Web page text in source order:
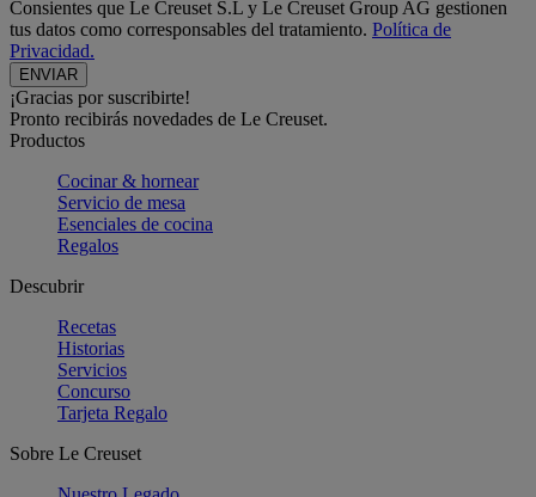
Consientes que Le Creuset S.L y Le Creuset Group AG gestionen
tus datos como corresponsables del tratamiento. Política de
Privacidad.
¡Gracias por suscribirte!
Pronto recibirás novedades de Le Creuset.
Productos
Cocinar & hornear
Servicio de mesa
Esenciales de cocina
Regalos
Descubrir
Recetas
Historias
Servicios
Concurso
Tarjeta Regalo
Sobre Le Creuset